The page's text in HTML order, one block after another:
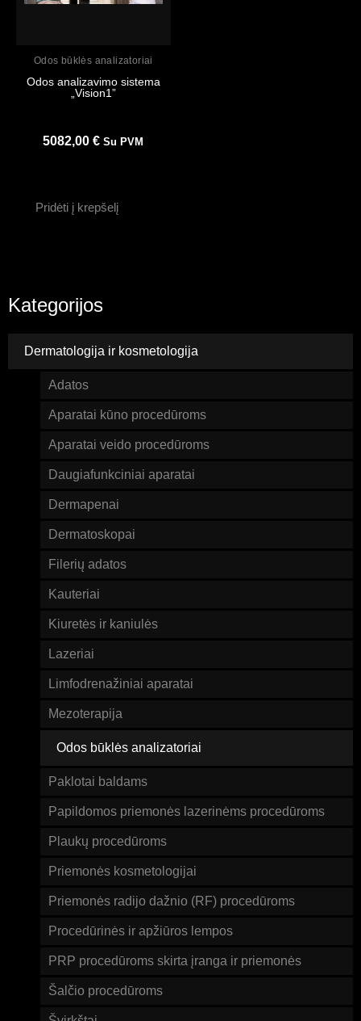
Odos būklės analizatoriai
Odos analizavimo sistema
„Vision1”
5082,00€ Su PVM
Pridėti į krepšelį
Kategorijos
Dermatologija ir kosmetologija
Adatos
Aparatai kūno procedūroms
Aparatai veido procedūroms
Daugiafunkciniai aparatai
Dermapenai
Dermatoskopai
Filerių adatos
Kauteriai
Kiuretės ir kaniulės
Lazeriai
Limfodrenažiniai aparatai
Mezoterapija
Odos būklės analizatoriai
Paklotai baldams
Papildomos priemonės lazerinėms procedūroms
Plaukų procedūroms
Priemonės kosmetologijai
Priemonės radijo dažnio (RF) procedūroms
Procedūrinės ir apžiūros lempos
PRP procedūroms skirta įranga ir priemonės
Šalčio procedūroms